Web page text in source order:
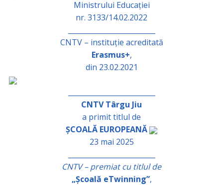
Ministrului Educației
nr. 3133/14.02.2022
CNTV – instituție acreditată
Erasmus+,
din 23.02.2021
CNTV Târgu Jiu
a primit titlul de
ȘCOALĂ EUROPEANĂ
23 mai 2025
CNTV – premiat cu titlul de
„Școală eTwinning”,